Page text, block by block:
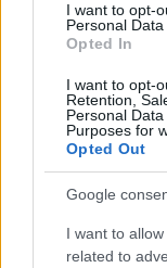
I want to opt-
Personal Data
Opted In
I want to opt-
Retention,
Personal
Purposes for
Opted Out
Google
I want to
related to
συγκεκριμένο
κακή ανάμνηση,
μνήμη τους μια
δωματίου
ουσίας. Το
βρίσκονταν στο
να θεωρούν ότι